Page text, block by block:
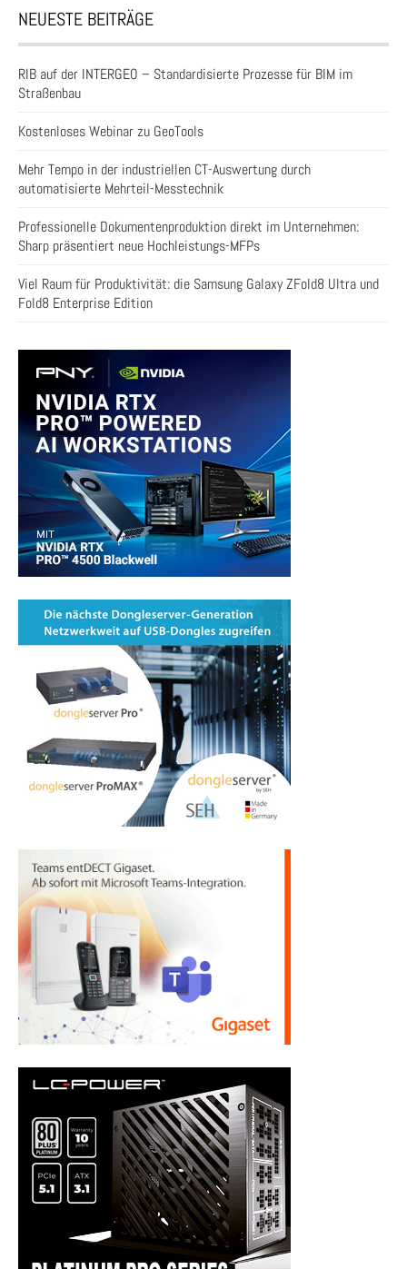
NEUESTE BEITRÄGE
RIB auf der INTERGEO – Standardisierte Prozesse für BIM im
Straßenbau
Kostenloses Webinar zu GeoTools
Mehr Tempo in der industriellen CT-Auswertung durch
automatisierte Mehrteil-Messtechnik
Professionelle Dokumentenproduktion direkt im Unternehmen:
Sharp präsentiert neue Hochleistungs-MFPs
Viel Raum für Produktivität: die Samsung Galaxy ZFold8 Ultra und
Fold8 Enterprise Edition